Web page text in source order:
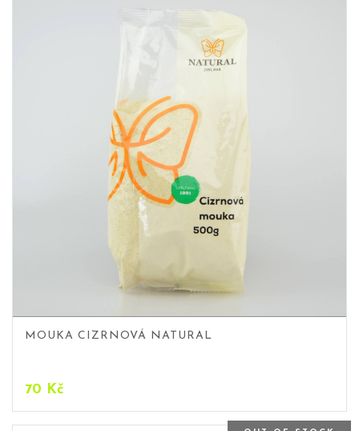
MOUKA CIZRNOVÁ NATURAL
70 Kč